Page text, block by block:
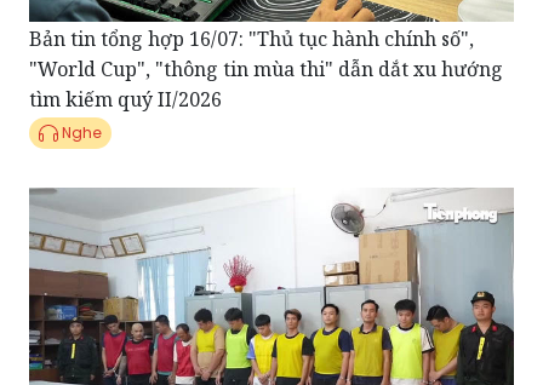
"World Cup", "thông tin mùa thi" dẫn dắt xu hướng
tìm kiếm quý II/2026
Nghe